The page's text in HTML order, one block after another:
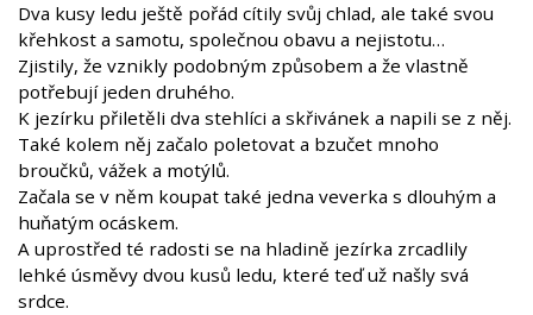
Dva kusy ledu ještě pořád cítily svůj chlad, ale také svou
křehkost a samotu, společnou obavu a nejistotu…
Zjistily, že vznikly podobným způsobem a že vlastně
potřebují jeden druhého.
K jezírku přiletěli dva stehlíci a skřivánek a napili se z něj.
Také kolem něj začalo poletovat a bzučet mnoho
broučků, vážek a motýlů.
Začala se v něm koupat také jedna veverka s dlouhým a
huňatým ocáskem.
A uprostřed té radosti se na hladině jezírka zrcadlily
lehké úsměvy dvou kusů ledu, které teď už našly svá
srdce.